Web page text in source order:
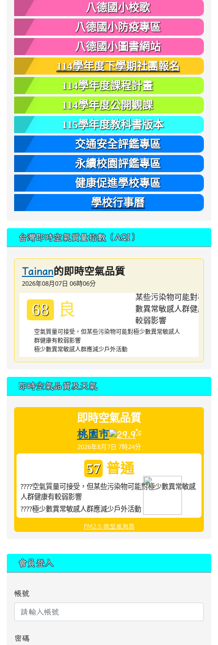
八德國小校歌
八德國小防疫專區
八德國小圖書網站
114學年度下學期社團報名
114學年度課程計畫
114學年度公開觀課
115學年度教科書版本
交通安全評鑑專區
永續校園評鑑專區
健康促進學校專區
學校行事曆
台灣即時空氣質量指數（AQI）
Tainan的即時空氣品質
2026年08月07日 06時06分
68 良
空氣質量可接受，但某些污染物可能對極少數異常敏感人
群健康有較弱影響
極少數異常敏感人群應減少戶外活動
即時空氣品質及天氣
即時空氣品質
桃園市 29.9°c
2026年8月7日 7時24分
57 普通
????空氣質量可接受，但某些污染物可能對極少數異常敏感
人群健康有較弱影響
????極少數異常敏感人群應減少戶外活動
PM2.5 微型感測器
會員登入
帳號
密碼